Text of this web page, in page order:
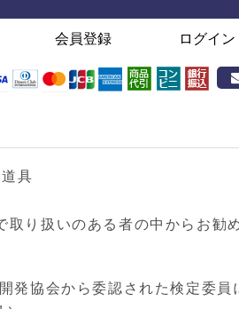
会員登録 ログイン
具
り扱いのある者の中からお勧
協会から委認された検定委員